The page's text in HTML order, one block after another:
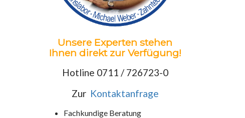
Unsere Experten stehen
Ihnen direkt zur Verfügung!
Hotline 0711 / 726723-0
Zur Kontaktanfrage
Fachkundige Beratung